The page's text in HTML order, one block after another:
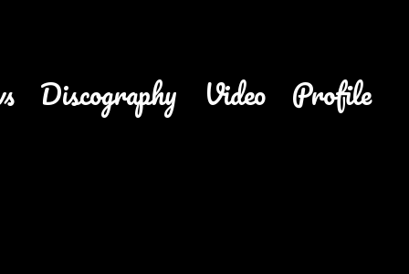
discography video profile